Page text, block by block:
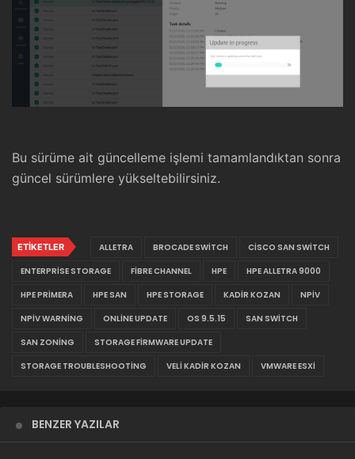
Bu sürüme ait güncelleme işlemi tamamlandıktan sonra
güncel sürümlere yükseltebilirsiniz.
ETIKETLER ALLETRA BROCADE SWITCH
CISCO SAN SWITCH
ENTERPRISE STORAGE
FIBRE CHANNEL HPE
HPE ALLETRA 9000
HPE PRIMERA
HPE SAN HPE STORAGE KADIR KOZAN
NPIV
NPIV WARNING
ONLINE UPDATE OS 9.5.15
SAN SWITCH
SAN ZONING
STORAGE FIRMWARE UPDATE
STORAGE TROUBLESHOOTING
VELI KADIR KOZAN VMWARE ESXI
BENZER YAZILAR